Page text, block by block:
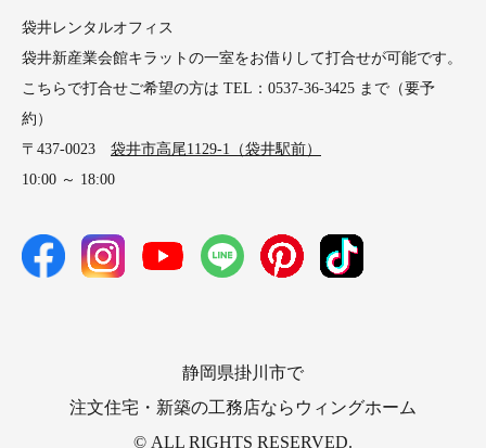
袋井レンタルオフィス
袋井新産業会館キラットの一室をお借りして打合せが可能です。
こちらで打合せご希望の方は TEL：0537-36-3425 まで（要予
約）
〒437-0023 袋井市高尾1129-1（袋井駅前）
10:00 ～ 18:00
静岡県掛川市で
注文住宅・新築の工務店ならウィングホーム
© ALL RIGHTS RESERVED.